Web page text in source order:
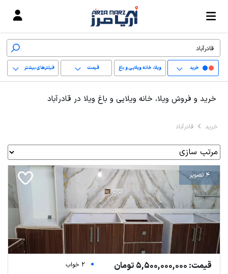
خرید ویلا، خانه ویلایی و باغ
ویلا
قیمت فیلترهای بیشتر
خرید و فروش ویلا، خانه ویلایی و باغ ویلا در قادرآباد
خرید قادرآباد
4 تصویر
قیمت: 5,500,000,000 تومان
2 خواب